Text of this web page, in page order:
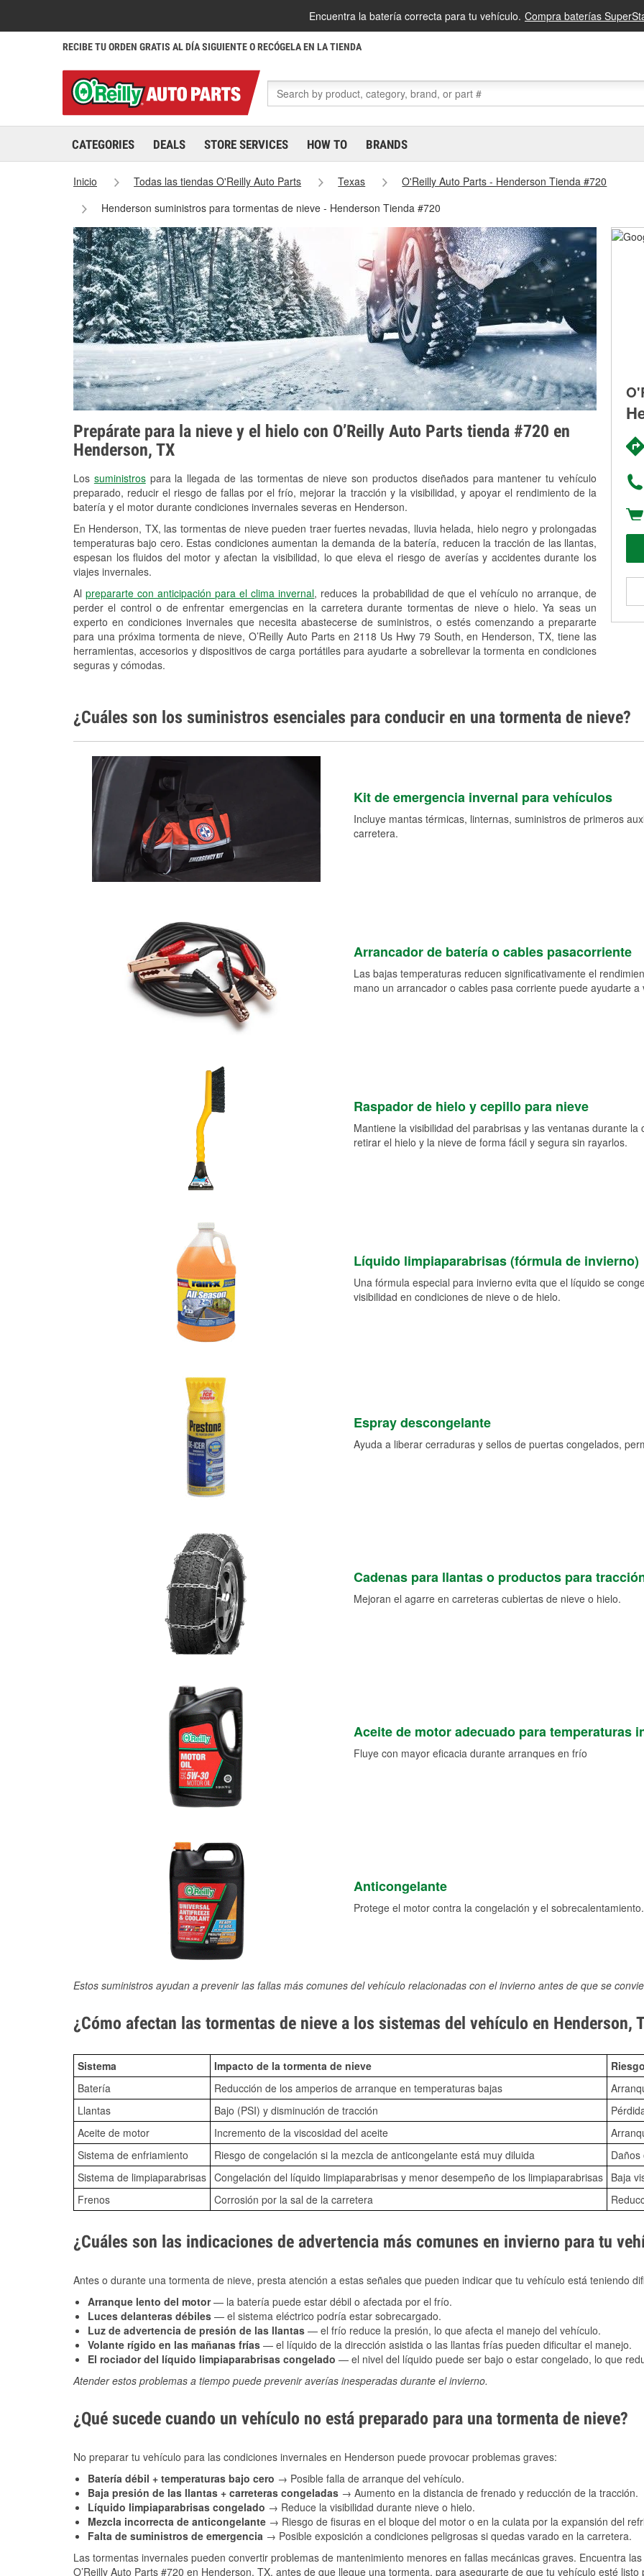
Encuentra la batería correcta para tu vehículo. Compra baterías
RECIBE TU ORDEN GRATIS AL DÍA SIGUIENTE O RECÓGELA EN LA TIENDA
CATEGORIES DEALS STORE SERVICES HOW TO BRANDS
Inicio Todas las tiendas O'Reilly Auto Parts Texas
O'Reilly Auto Parts - Henderson Tienda #720
Henderson suministros para tormentas de nieve - Henderson Tienda #720
Prepárate para la nieve y el hielo con O’Reilly Auto Parts tienda #720 en
Henderson, TX
Los suministrospara la llegada de las tormentas de nieve son productos diseñados para mantener tu vehículo
preparado, reducir el riesgo de fallas por el frío, mejorar la tracción y la visibilidad, y apoyar el rendimiento de la
batería y el motor durante condiciones invernales severas en Henderson.
En Henderson, TX, las tormentas de nieve pueden traer fuertes nevadas, lluvia helada, hielo negro y prolongadas
temperaturas bajo cero. Estas condiciones aumentan la demanda de la batería, reducen la tracción de las llantas,
espesan los fluidos del motor y afectan la visibilidad, lo que eleva el riesgo de averías y accidentes durante los
viajes invernales.
Alprepararte con anticipación para el clima invernal, reduces la probabilidad de que el vehículo no arranque, de
perder el control o de enfrentar emergencias en la carretera durante tormentas de nieve o hielo. Ya seas un
experto en condiciones invernales que necesita abastecerse de suministros, o estés comenzando a prepararte
para una próxima tormenta de nieve, O’Reilly Auto Parts en 2118 Us Hwy 79 South, en Henderson, TX, tiene las
herramientas, accesorios y dispositivos de carga portátiles para ayudarte a sobrellevar la tormenta en condiciones
seguras y cómodas.
¿Cuáles son los suministros esenciales para conducir en una tormenta de nieve?
Kit de emergencia invernal para vehículos
Incluye mantas térmicas, linternas, suministros de primeros
carretera.
Arrancador de batería o cables pasacorriente
Las bajas temperaturas reducen significativamente el
mano un arrancador o cables pasa corriente puede ayudarte
Raspador de hielo y cepillo para nieve
Mantiene la visibilidad del parabrisas y las ventanas durante
retirar el hielo y la nieve de forma fácil y segura sin rayarlos.
Líquido limpiaparabrisas (fórmula de invierno)
Una fórmula especial para invierno evita que el líquido se
visibilidad en condiciones de nieve o de hielo.
Espray descongelante
Ayuda a liberar cerraduras y sellos de puertas congelados,
Cadenas para llantas o productos para
Mejoran el agarre en carreteras cubiertas de nieve o hielo.
Aceite de motor adecuado para temperaturas
Fluye con mayor eficacia durante arranques en frío
Anticongelante
Protege el motor contra la congelación y el sobrecalentamiento.
Estos suministros ayudan a prevenir las fallas más comunes del vehículo relacionadas con el invierno antes de que se
¿Cómo afectan las tormentas de nieve a los sistemas del vehículo en Henderson,
Sistema Impacto de la tormenta de nieve
Batería
Reducción de los amperios de arranque en temperaturas bajas
Llantas
Bajo (PSI) y disminución de tracción
Aceite de motor
Incremento de la viscosidad del aceite
Sistema de enfriamiento
Riesgo de congelación si la mezcla de anticongelante está muy diluida
Sistema de limpiaparabrisas Congelación del líquido limpiaparabrisas y menor desempeño de los limpiaparabrisas Baja
Frenos
Corrosión por la sal de la carretera
¿Cuáles son las indicaciones de advertencia más comunes en invierno para tu
Antes o durante una tormenta de nieve, presta atención a estas señales que pueden indicar que tu vehículo está teniendo
Arranque lento del motor— la batería puede estar débil o afectada por el frío.
Luces delanteras débiles — el sistema eléctrico podría estar sobrecargado.
Luz de advertencia de presión de las llantas — el frío reduce la presión, lo que afecta el manejo del vehículo.
Volante rígido en las mañanas frías — el líquido de la dirección asistida o las llantas frías pueden dificultar el manejo.
El rociador del líquido limpiaparabrisas congelado — el nivel del líquido puede ser bajo o estar congelado, lo que
Atender estos problemas a tiempo puede prevenir averías inesperadas durante el invierno.
¿Qué sucede cuando un vehículo no está preparado para una tormenta de nieve?
No preparar tu vehículo para las condiciones invernales en Henderson puede provocar problemas graves:
Batería débil + temperaturas bajo cero → Posible falla de arranque del vehículo.
Baja presión de las llantas + carreteras congeladas → Aumento en la distancia de frenado y reducción de la tracción.
Líquido limpiaparabrisas congelado → Reduce la visibilidad durante nieve o hielo.
Mezcla incorrecta de anticongelante → Riesgo de fisuras en el bloque del motor o en la culata por la expansión del
Falta de suministros de emergencia → Posible exposición a condiciones peligrosas si quedas varado en la carretera.
Las tormentas invernales pueden convertir problemas de mantenimiento menores en fallas mecánicas graves. Encuentra
O’Reilly Auto Parts #720 en Henderson, TX, antes de que llegue una tormenta, para asegurarte de que tu vehículo esté